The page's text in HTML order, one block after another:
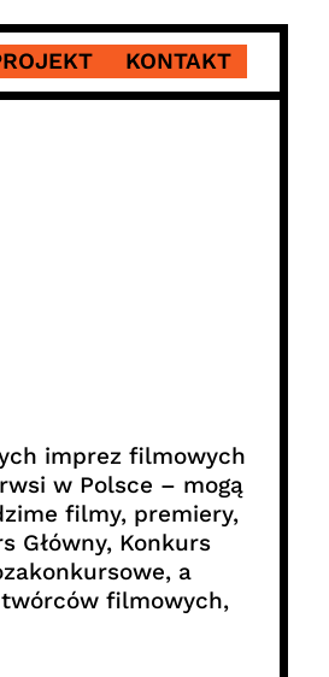
KONTAKT
imprez filmowych
w Polsce – mogą
filmy, premiery,
Główny, Konkurs
a
filmowych,